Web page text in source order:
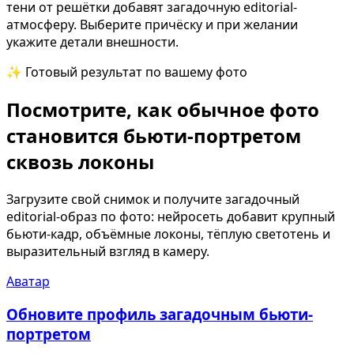
тени от решётки добавят загадочную editorial-
атмосферу. Выберите причёску и при желании
укажите детали внешности.
✨ Готовый результат по вашему фото
Посмотрите, как обычное фото
становится бьюти-портретом
сквозь локоны
Загрузите свой снимок и получите загадочный
editorial-образ по фото: нейросеть добавит крупный
бьюти-кадр, объёмные локоны, тёплую светотень и
выразительный взгляд в камеру.
Аватар
Обновите профиль загадочным бьюти-
портретом